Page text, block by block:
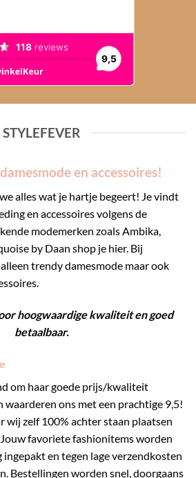
STYLEFEVER
en accessoires!
alles wat je hartje begeert! Je vindt
en accessoires volgens de
modemerken zoals Ambika,
by Daan shop je hier. Bij
trendy damesmode maar ook
hoogwaardige kwaliteit en goed
betaalbaar.
om haar goede prijs/kwaliteit
ons met een prachtige 9,5!
wij zelf 100% achter staan plaatsen
favoriete fashionitems worden
ingepakt en tegen lage verzendkosten
Bestellingen worden snel, doorgaans